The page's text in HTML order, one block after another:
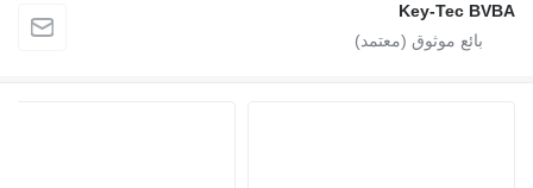
Key-Tec BVBA